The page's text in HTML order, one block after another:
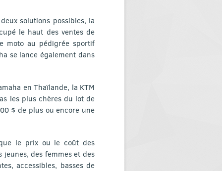
solutions possibles, la
le haut des ventes de
moto au pédigrée sportif
se lance également dans
en Thaïlande, la KTM
les plus chères du lot de
$ de plus ou encore une
le prix ou le coût des
des femmes et des
accessibles, basses de